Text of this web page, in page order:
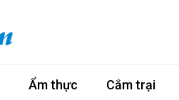
Ẩm thực Cắm trại